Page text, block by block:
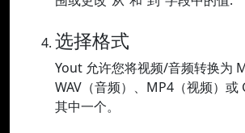
选择格式
Yout 允许您将视频/音频转换为
WAV（音频）、MP4（视频）或
其中一个。